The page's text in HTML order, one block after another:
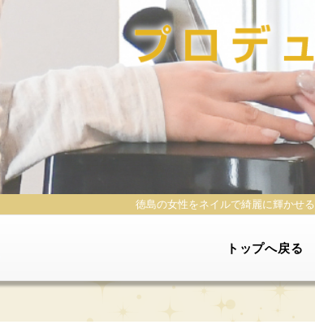
徳島の女性をネイルで綺麗に輝かせる
トップへ戻る